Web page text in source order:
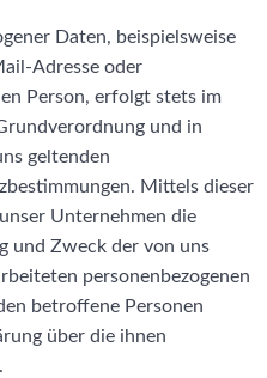
Daten, beispielsweise
Adresse oder
Person, erfolgt stets im
und in
geltenden
Mittels dieser
Unternehmen die
und Zweck der von uns
personenbezogenen
betroffene Personen
über die ihnen